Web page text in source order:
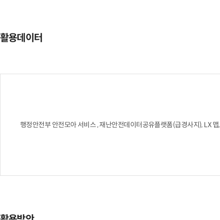
활용데이터
행정안전부 안전모아 서비스 , 재난안전데이터공유플랫폼(급경사지), LX